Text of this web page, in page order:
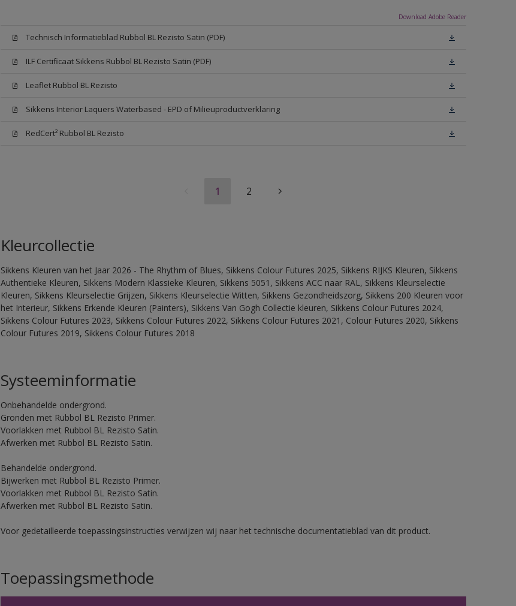
Download Adobe Reader
Technisch Informatieblad Rubbol BL Rezisto Satin (PDF)
ILF Certificaat Sikkens Rubbol BL Rezisto Satin (PDF)
Leaflet Rubbol BL Rezisto
Sikkens Interior Laquers Waterbased - EPD of Milieuproductverklaring
RedCert² Rubbol BL Rezisto
1 2
Kleurcollectie
Sikkens Kleuren van het Jaar 2026 - The Rhythm of Blues, Sikkens Colour Futures 2025, Sikkens RIJKS Kleuren, Sikkens
Authentieke Kleuren, Sikkens Modern Klassieke Kleuren, Sikkens 5051, Sikkens ACC naar RAL, Sikkens Kleurselectie
Kleuren, Sikkens Kleurselectie Grijzen, Sikkens Kleurselectie Witten, Sikkens Gezondheidszorg, Sikkens 200 Kleuren voor
het Interieur, Sikkens Erkende Kleuren (Painters), Sikkens Van Gogh Collectie kleuren, Sikkens Colour Futures 2024,
Sikkens Colour Futures 2023, Sikkens Colour Futures 2022, Sikkens Colour Futures 2021, Colour Futures 2020, Sikkens
Colour Futures 2019, Sikkens Colour Futures 2018
Systeeminformatie
Onbehandelde ondergrond.
Gronden met Rubbol BL Rezisto Primer.
Voorlakken met Rubbol BL Rezisto Satin.
Afwerken met Rubbol BL Rezisto Satin.
Behandelde ondergrond.
Bijwerken met Rubbol BL Rezisto Primer.
Voorlakken met Rubbol BL Rezisto Satin.
Afwerken met Rubbol BL Rezisto Satin.
Voor gedetailleerde toepassingsinstructies verwijzen wij naar het technische documentatieblad van dit product.
Toepassingsmethode